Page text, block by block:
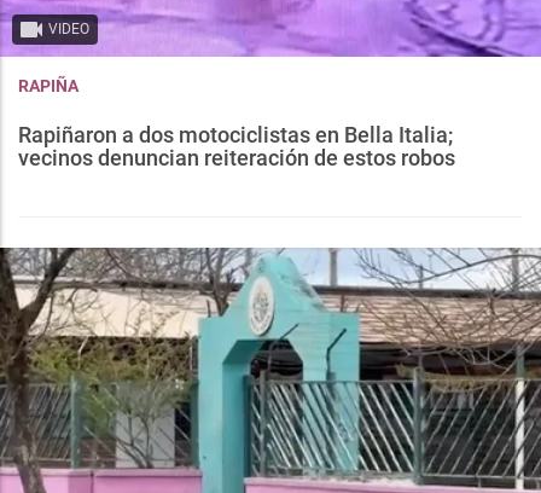
VIDEO
RAPIÑA
Rapiñaron a dos motociclistas en Bella Italia;
vecinos denuncian reiteración de estos robos